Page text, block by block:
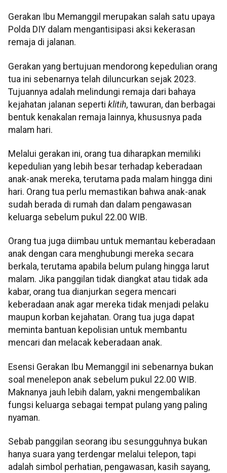
Gerakan Ibu Memanggil merupakan salah satu upaya
Polda DIY dalam mengantisipasi aksi kekerasan
remaja di jalanan.
Gerakan yang bertujuan mendorong kepedulian orang
tua ini sebenarnya telah diluncurkan sejak 2023.
Tujuannya adalah melindungi remaja dari bahaya
kejahatan jalanan seperti klitih, tawuran, dan berbagai
bentuk kenakalan remaja lainnya, khususnya pada
malam hari.
Melalui gerakan ini, orang tua diharapkan memiliki
kepedulian yang lebih besar terhadap keberadaan
anak-anak mereka, terutama pada malam hingga dini
hari. Orang tua perlu memastikan bahwa anak-anak
sudah berada di rumah dan dalam pengawasan
keluarga sebelum pukul 22.00 WIB.
Orang tua juga diimbau untuk memantau keberadaan
anak dengan cara menghubungi mereka secara
berkala, terutama apabila belum pulang hingga larut
malam. Jika panggilan tidak diangkat atau tidak ada
kabar, orang tua dianjurkan segera mencari
keberadaan anak agar mereka tidak menjadi pelaku
maupun korban kejahatan. Orang tua juga dapat
meminta bantuan kepolisian untuk membantu
mencari dan melacak keberadaan anak.
Esensi Gerakan Ibu Memanggil ini sebenarnya bukan
soal menelepon anak sebelum pukul 22.00 WIB.
Maknanya jauh lebih dalam, yakni mengembalikan
fungsi keluarga sebagai tempat pulang yang paling
nyaman.
Sebab panggilan seorang ibu sesungguhnya bukan
hanya suara yang terdengar melalui telepon, tapi
adalah simbol perhatian, pengawasan, kasih sayang,